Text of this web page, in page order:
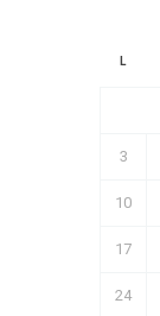
L
3
10
17
24